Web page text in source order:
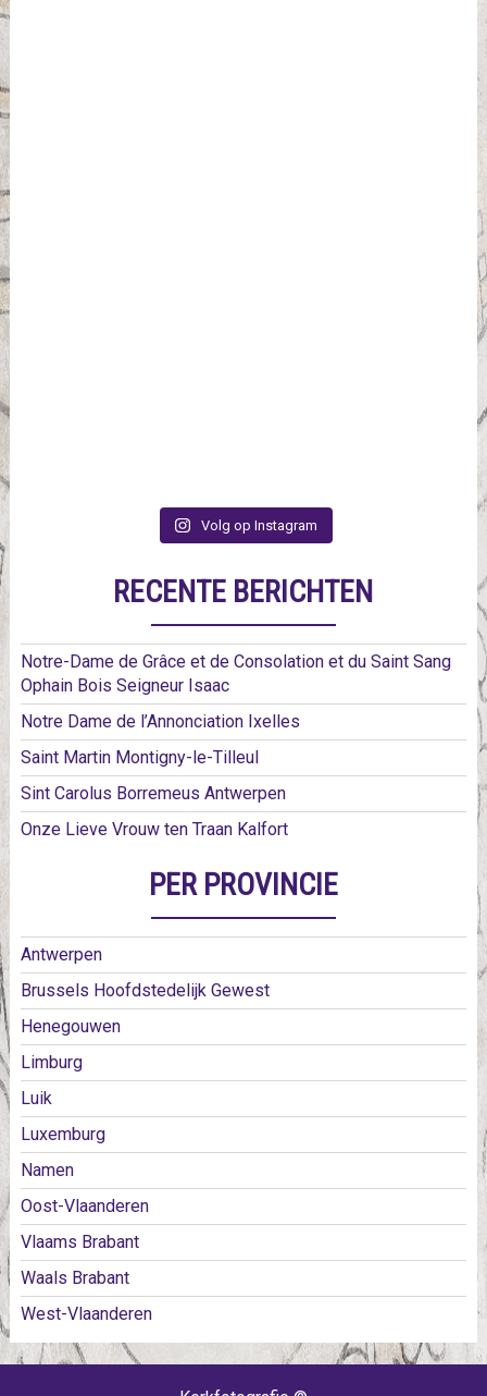
Volg op Instagram
RECENTE BERICHTEN
Notre-Dame de Grâce et de Consolation et du Saint Sang
Ophain Bois Seigneur Isaac
Notre Dame de l’Annonciation Ixelles
Saint Martin Montigny-le-Tilleul
Sint Carolus Borremeus Antwerpen
Onze Lieve Vrouw ten Traan Kalfort
PER PROVINCIE
Antwerpen
Brussels Hoofdstedelijk Gewest
Henegouwen
Limburg
Luik
Luxemburg
Namen
Oost-Vlaanderen
Vlaams Brabant
Waals Brabant
West-Vlaanderen